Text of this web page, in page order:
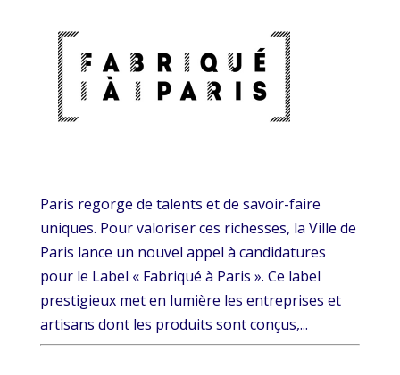
Paris regorge de talents et de savoir-faire
uniques. Pour valoriser ces richesses, la Ville de
Paris lance un nouvel appel à candidatures
pour le Label « Fabriqué à Paris ». Ce label
prestigieux met en lumière les entreprises et
artisans dont les produits sont conçus,...